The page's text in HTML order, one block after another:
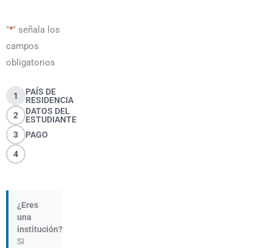
"*" señala los
campos
obligatorios
1
PAÍS DE
RESIDENCIA
2
DATOS DEL
ESTUDIANTE
3
PAGO
4
¿Eres
una
institución?
SI